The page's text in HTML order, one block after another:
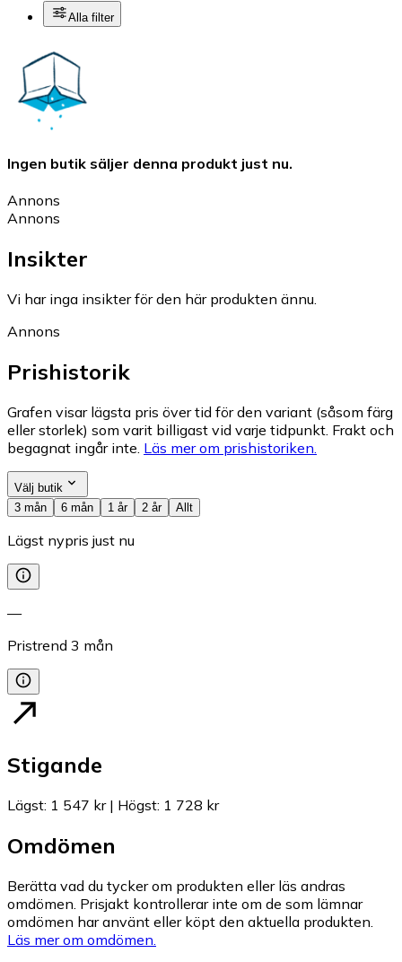
Alla filter
Ingen butik säljer denna produkt just nu.
Annons
Annons
Insikter
Vi har inga insikter för den här produkten ännu.
Annons
Prishistorik
Grafen visar lägsta pris över tid för den variant (såsom färg
eller storlek) som varit billigast vid varje tidpunkt. Frakt och
begagnat ingår inte. Läs mer om prishistoriken.
Välj butik
3 mån
6 mån 1 år 2 år Allt
Lägst nypris just nu
—
Pristrend 3 mån
Stigande
Lägst: 1 547 kr| Högst: 1 728 kr
Omdömen
Berätta vad du tycker om produkten eller läs andras
omdömen. Prisjakt kontrollerar inte om de som lämnar
omdömen har använt eller köpt den aktuella produkten.
Läs mer om omdömen.